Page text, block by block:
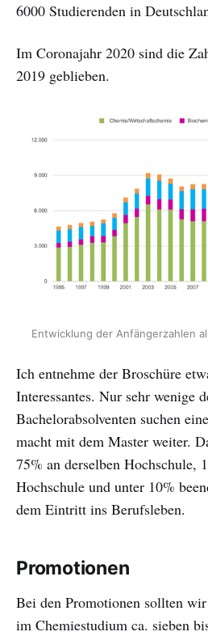
6000 Studierenden in
Im Coronajahr 2020 sind die
2019 geblieben.
Entwicklung der Anfängerzahlen
Ich entnehme der Broschüre
Interessantes. Nur sehr wenige
Bachelorabsolventen suchen
macht mit dem Master weiter.
75% an derselben Hochschule,
Hochschule und unter 10%
dem Eintritt ins Berufsleben.
Promotionen
Bei den Promotionen sollten
im Chemiestudium ca. sieben